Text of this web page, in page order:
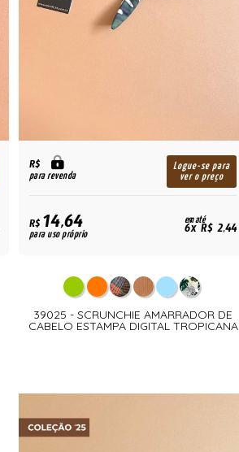
R$
para revenda
Logue-se para
ver o preço
R$14,64
para uso próprio
em até
6x R$ 2,44
39025 - SCRUNCHIE AMARRADOR DE
CABELO ESTAMPA DIGITAL TROPICANA